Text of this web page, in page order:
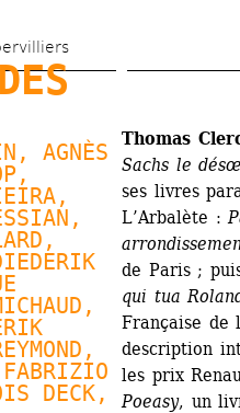
AGNÈS
,
,
,
,
DECK,
Thomas
Sachs le
ses livres
L’Arbalète :
de Paris ;
qui tua
Française
description
les prix
Poeasy, un